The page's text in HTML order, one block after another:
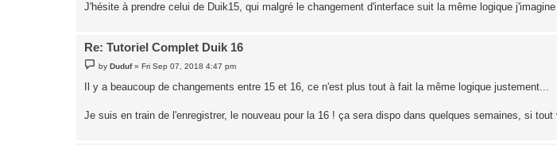
J'hésite à prendre celui de Duik15, qui malgré le changement d'interface suit la même logique
Re: Tutoriel Complet Duik 16
P
o
t
byDuduf»Fri Sep 07, 2018 4:47 pm
Il y a beaucoup de changements entre 15 et 16, ce n'est plus tout à fait la même logique justement...
Je suis en train de l'enregistrer, le nouveau pour la 16 ! ça sera dispo dans quelques semaines, si tout